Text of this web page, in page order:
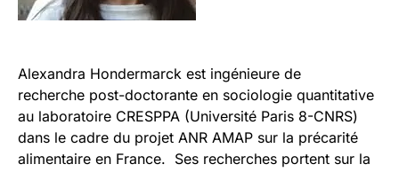
Alexandra Hondermarck est ingénieure de
recherche post-doctorante en sociologie quantitative
au laboratoire CRESPPA (Université Paris 8-CNRS)
dans le cadre du projet ANR AMAP sur la précarité
alimentaire en France. Ses recherches portent sur la